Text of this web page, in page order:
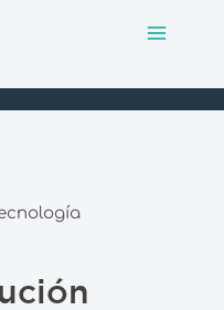
Main